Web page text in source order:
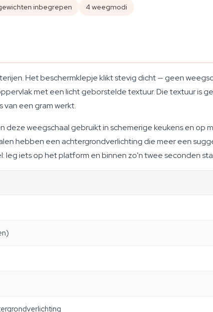
inbegrepen 4 weegmodi
Het beschermklepje klikt stevig dicht — geen
met een licht geborstelde textuur. Die textuur is
van een gram werkt.
weegschaal gebruikt in schemerige keukens en op
hebben een achtergrondverlichting die meer een
leg iets op het platform en binnen zo'n twee seconden